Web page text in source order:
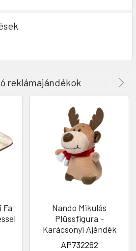
reklámajándékok
Fa
Nando Mikulás
Plüssfigura -
Karácsonyi Ajándék
AP732262